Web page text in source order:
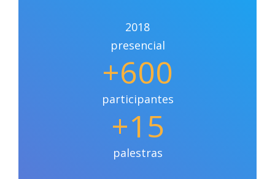
2018
presencial
+600
participantes
+15
palestras